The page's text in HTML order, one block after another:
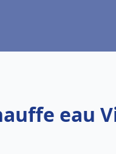
eau